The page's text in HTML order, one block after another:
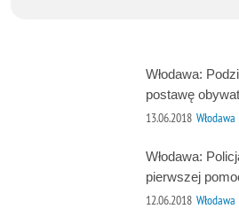
Włodawa:
postawę
13.06.2018 Włodawa
Włodawa:
pierwszej
12.06.2018 Włodawa